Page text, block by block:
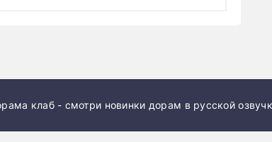
клаб - смотри новинки дорам в русской